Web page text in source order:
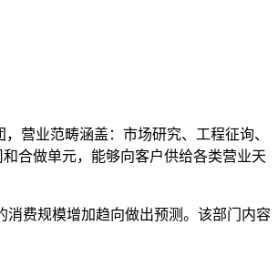
营业范畴涵盖：市场研究、工程征询、
合做单元，能够向客户供给各类营业天
费规模增加趋向做出预测。该部门内容